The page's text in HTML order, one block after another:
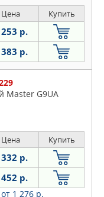
Цена Купить
р.
р.
Master G9UA
Цена Купить
р.
р.
от 1 276 р.